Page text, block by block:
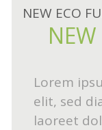
NEW ECO
Lorem
elit, sed
laoreet